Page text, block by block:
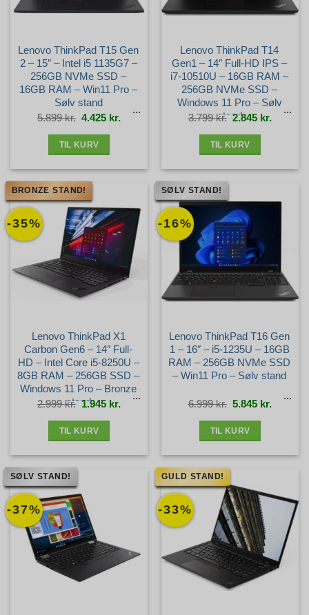
Lenovo ThinkPad T15 Gen
2 – 15″ – Intel i5 1135G7 –
256GB NVMe SSD –
16GB RAM – Win11 Pro –
Sølv stand
5.899kr. Den
oprindelige
pris
4.425 kr. Den
aktuelle
pris
TIL KURV
Lenovo ThinkPad T14
Gen1 – 14″ Full-HD IPS –
i7-10510U – 16GB RAM –
256GB NVMe SSD –
Windows 11 Pro – Sølv
stand
3.799kr. Den
oprindelige
pris
2.845 kr. Den
aktuelle
pris
TIL KURV
-35%
BRONZE STAND!
Lenovo ThinkPad X1
Carbon Gen6 – 14″ Full-
HD – Intel Core i5-8250U –
8GB RAM – 256GB SSD –
Windows 11 Pro – Bronze
stand
2.999kr. Den
oprindelige
pris
1.945 kr. Den
aktuelle
pris
TIL KURV
-16%
SØLV STAND!
Lenovo ThinkPad T16 Gen
1 – 16″ – i5-1235U – 16GB
RAM – 256GB NVMe SSD
– Win11 Pro – Sølv stand
6.999kr. Den
oprindelige
pris
5.845 kr. Den
aktuelle
pris
TIL KURV
-37%
SØLV STAND!
-33%
GULD STAND!